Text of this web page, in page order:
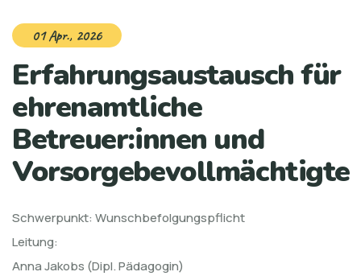
01 Apr., 2026
Erfahrungsaustausch für
ehrenamtliche
Betreuer:innen und
Vorsorgebevollmächtigte
Schwerpunkt: Wunschbefolgungspflicht
Leitung:
Anna Jakobs (Dipl. Pädagogin)